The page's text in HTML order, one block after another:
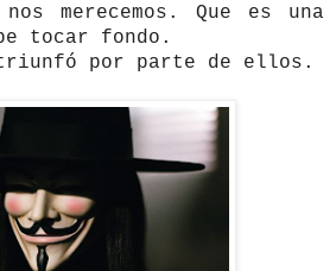
merecemos. Que es una
tocar fondo.
por parte de ellos.